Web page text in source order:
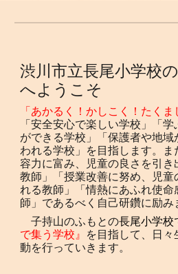
渋川市立長尾小学校
へようこそ
「あかるく！かしこく！たくま
「安全安心で楽しい学校」「
ができる学校」「保護者や地
われる学校」を目指します。
容力に富み、児童の良さを引
教師」「授業改善に努め、児
れる教師」「情熱にあふれ使
師」であるべく自己研鑽に励み
子持山のふもとの長尾小学校
で集う学校』 を目指して、日
動を行っていきます。